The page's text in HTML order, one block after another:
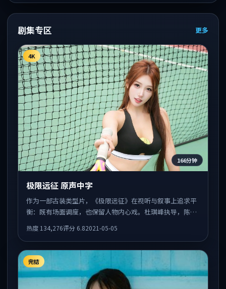
剧集专区 更多
4K
166分钟
极限远征 原声中字
作为一部古装类型片，《极限远征》在视听与叙事上追求平
衡：既有场面调度，也保留人物内心戏。杜琪峰执导，陈
热度 134,276评分 6.82021-05-05
完结